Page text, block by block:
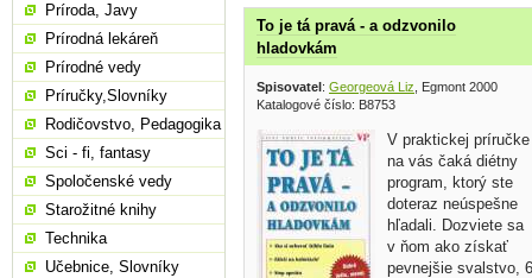
To je tá pravá - a odzvonilo
hladovkám
Spisovatel: Georgeová Liz , Egmont 2000
Katalogové číslo: B8753
V praktickej príručke
na vás čaká diétny
program, ktorý ste
doteraz neúspešne
hľadali. Dozviete sa
v ňom ako získať
pevnejšie svalstvo, 6
Príroda, Javy
Prírodná lekáreň
Prírodné vedy
Príručky,Slovníky
Rodičovstvo, Pedagogika
Sci - fi, fantasy
Spoločenské vedy
Starožitné knihy
Technika
Učebnice, Slovníky